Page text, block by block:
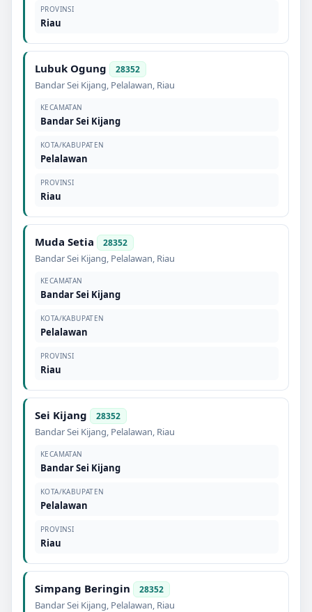
PROVINSI
Riau
Lubuk Ogung 28352
Bandar Sei Kijang, Pelalawan, Riau
KECAMATAN
Bandar Sei Kijang
KOTA/KABUPATEN
Pelalawan
PROVINSI
Riau
Muda Setia 28352
Bandar Sei Kijang, Pelalawan, Riau
KECAMATAN
Bandar Sei Kijang
KOTA/KABUPATEN
Pelalawan
PROVINSI
Riau
Sei Kijang 28352
Bandar Sei Kijang, Pelalawan, Riau
KECAMATAN
Bandar Sei Kijang
KOTA/KABUPATEN
Pelalawan
PROVINSI
Riau
Simpang Beringin 28352
Bandar Sei Kijang, Pelalawan, Riau